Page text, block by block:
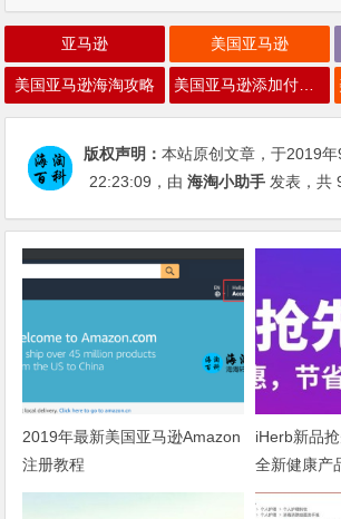
亚马逊 美国亚马逊
美国亚马逊海淘攻略
版权声明：本站原创文章，于2019年
22:23:09 ，由海淘小助手 发表，共
2019年最新美国亚马逊Amazon
注册教程
iHerb新品
全新健康产
选品8折